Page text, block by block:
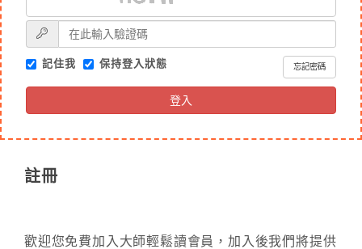
記住我 保持登入狀態 忘記密碼
登入
註冊
歡迎您免費加入大師輕鬆讀會員，加入後我們將提供